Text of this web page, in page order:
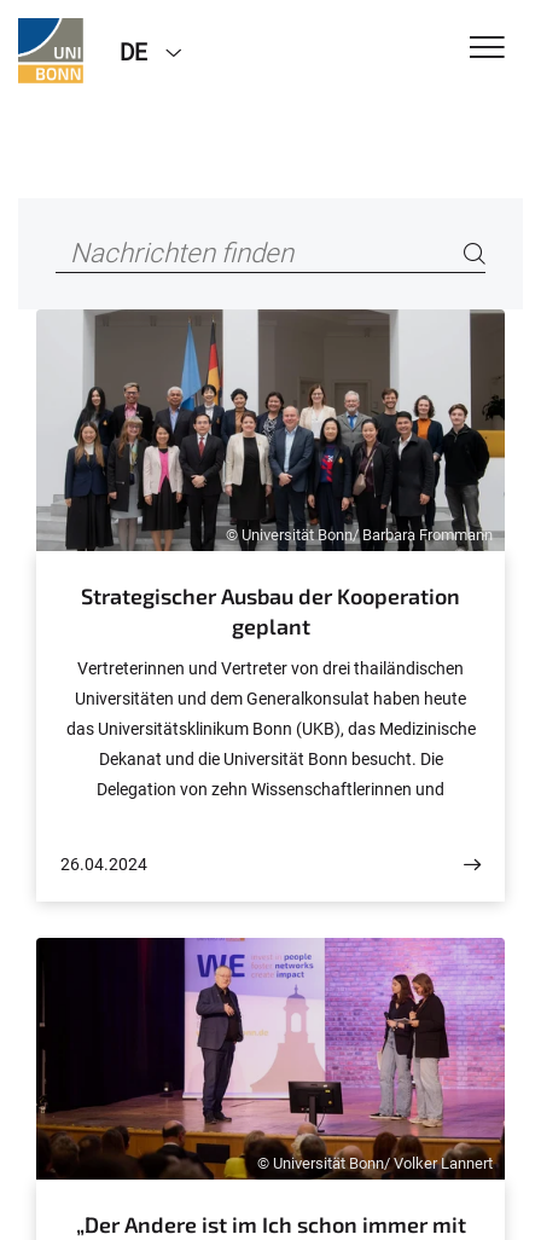
DE
© Universität Bonn/ Barbara Frommann
Strategischer Ausbau der Kooperation
geplant
Vertreterinnen und Vertreter von drei thailändischen
Universitäten und dem Generalkonsulat haben heute
das Universitätsklinikum Bonn (UKB), das Medizinische
Dekanat und die Universität Bonn besucht. Die
Delegation von zehn Wissenschaftlerinnen und
letzten Jahr erste Schritte zu einer gemeinsamen
Forschungskooperation unternommen und ein
Memorandum of Understanding unterzeichnet hatten,
konkretisieren das UKB, das Medizinische Dekanat und
die Universität Bonn nun die gemeinsame deutsch-
thailändische Forschung und gemeinsame Projekte
weiter.
26.04.2024
© Universität Bonn/ Volker Lannert
„Der Andere ist im Ich schon immer mit